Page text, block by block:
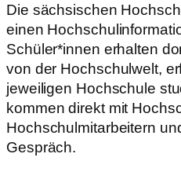
Die sächsischen
einen
Schüler*innen erhalten
von der Hochschulwelt,
jeweiligen Hochschule
kommen direkt mit
Hochschulmitarbeitern
Gespräch.